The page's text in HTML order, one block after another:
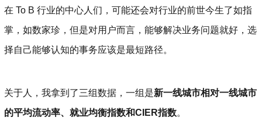
在 To B 行业的中心人们，可能还会对行业的前世今生了如指
掌，如数家珍，但是对用户而言，能够解决业务问题就好，选
择自己能够认知的事务应该是最短路径。
关于人，我拿到了三组数据，一组是新一线城市相对一线城市
的平均流动率、就业均衡指数和CIER指数。